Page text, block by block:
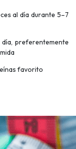
al día durante 5–7
preferentemente
favorito